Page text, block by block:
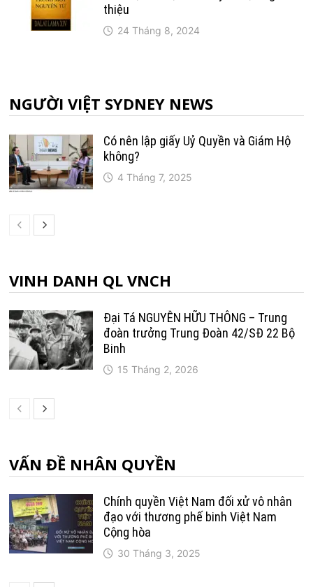
thiệu
24 Tháng 8, 2024
NGƯỜI VIỆT SYDNEY NEWS
Có nên lập giấy Uỷ Quyền và Giám Hộ
không?
4 Tháng 7, 2025
VINH DANH QL VNCH
Đại Tá NGUYỄN HỮU THÔNG – Trung
đoàn trưởng Trung Ðoàn 42/SÐ 22 Bộ
Binh
15 Tháng 2, 2026
VẤN ĐỀ NHÂN QUYỀN
Chính quyền Việt Nam đối xử vô nhân
đạo với thương phế binh Việt Nam
Cộng hòa
30 Tháng 3, 2025